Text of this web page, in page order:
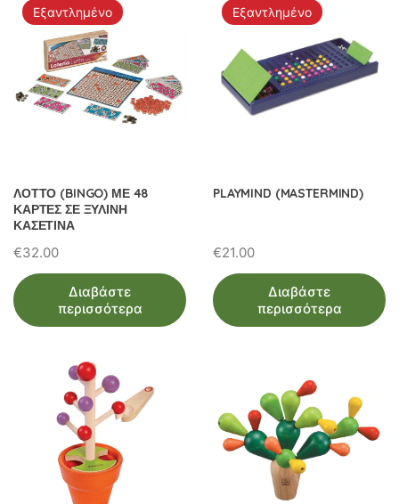
Εξαντλημένο
ΛΟΤΤΟ (BINGO) ΜΕ 48
ΚΑΡΤΕΣ ΣΕ ΞΥΛΙΝΗ
ΚΑΣΕΤΙΝΑ
€32.00
Διαβάστε
περισσότερα
Εξαντλημένο
PLAYMIND (MASTERMIND)
€21.00
Διαβάστε
περισσότερα